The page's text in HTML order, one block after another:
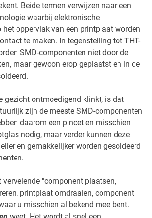
Beide termen verwijzen naar een
waarbij elektronische
het oppervlak van een printplaat worden
te maken. In tegenstelling tot THT-
SMD-componenten niet door de
maar gewoon erop geplaatst en in de
gezicht ontmoedigend klinkt, is dat
zijn de meeste SMD-componenten
daarom een pincet en misschien
nodig, maar verder kunnen deze
en gemakkelijker worden gesoldeerd
vervelende "component plaatsen,
printplaat omdraaien, component
u misschien al bekend mee bent.
weet. Het wordt al snel een